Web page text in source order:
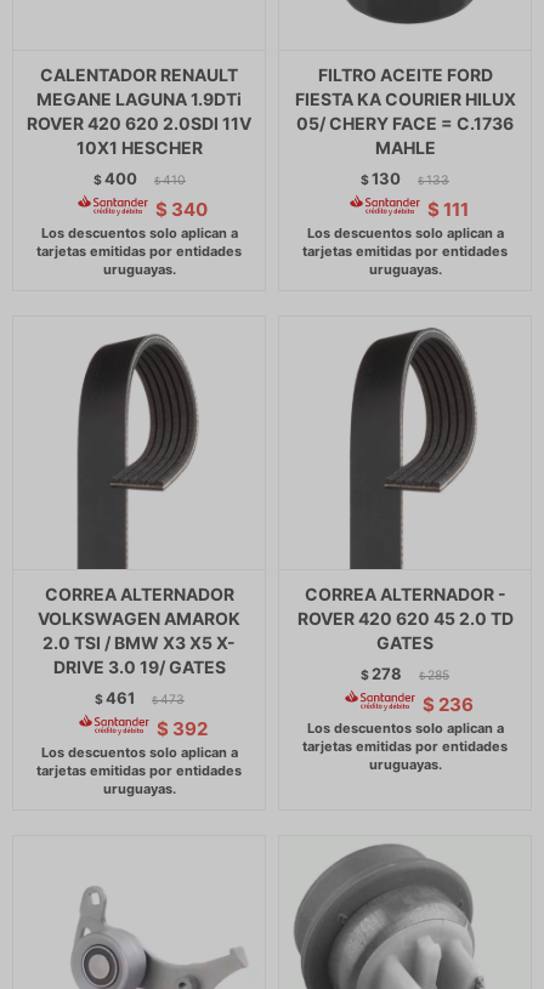
CALENTADOR RENAULT
MEGANE LAGUNA 1.9DTi
ROVER 420 620 2.0SDI 11V
10X1 HESCHER
$400 $ 410
$ 340
FILTRO ACEITE FORD
FIESTA KA COURIER HILUX
05/ CHERY FACE = C.1736
MAHLE
$130 $ 133
$ 111
CORREA ALTERNADOR
VOLKSWAGEN AMAROK
2.0 TSI / BMW X3 X5 X-
DRIVE 3.0 19/ GATES
$461 $ 473
$ 392
CORREA ALTERNADOR -
ROVER 420 620 45 2.0 TD
GATES
$ 278 $ 285
$ 236